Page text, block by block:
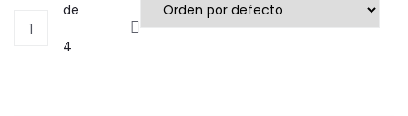
1
de
4